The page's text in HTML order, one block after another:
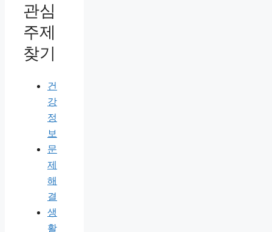
관심
주제
찾기
건
강
정
보
문
제
해
결
생
활